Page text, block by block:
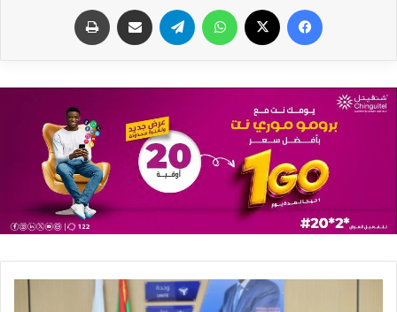
فيسبوك واتساب تيلقرام مشاركة عبر البريد